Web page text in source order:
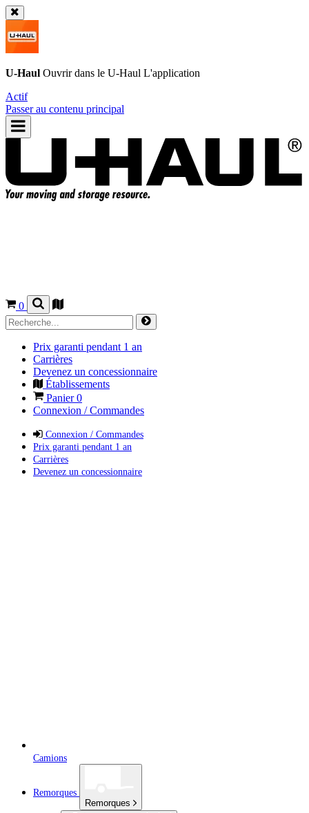
U-Haul Ouvrir dans le U-Haul L'application
Actif
Passer au contenu principal
0
Prix garanti pendant 1 an
Carrières
Devenez un concessionnaire
Établissements
Panier0
Connexion / Commandes
Connexion / Commandes
Prix garanti pendant 1 an
Carrières
Devenez un concessionnaire
Camions
Remorques
Remorques